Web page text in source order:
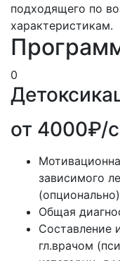
подходящего по
характеристикам.
0
от 4000₽/
зависимого
(опционально)
Общая
Составление
гл.врачом